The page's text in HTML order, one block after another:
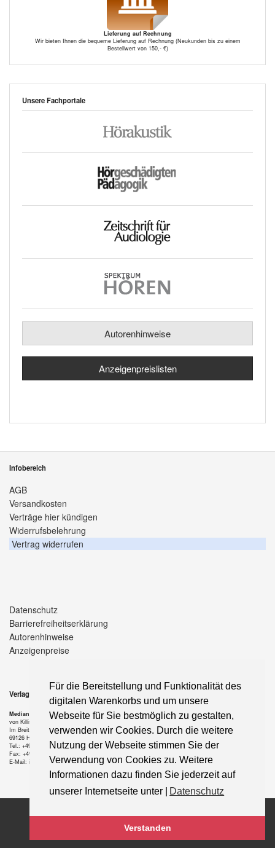
Für die Bereitstellung und Funktionalität des
digitalen Warenkorbs und um unsere
Webseite für Sie bestmöglich zu gestalten,
verwenden wir Cookies. Durch die weitere
Nutzung der Webseite stimmen Sie der
Verwendung von Cookies zu. Weitere
Informationen dazu finden Sie jederzeit auf
unserer Internetseite unter |
Datenschutz
Verstanden
Lieferung auf Rechnung
Wir bieten Ihnen die bequeme Lieferung auf Rechnung (Neukunden bis zu einem
Bestellwert von 150,- €)
Unsere Fachportale
Autorenhinweise
Anzeigenpreislisten
Infobereich
AGB
Versandkosten
Verträge hier kündigen
Widerrufsbelehrung
Vertrag widerrufen
Datenschutz
Barrierefreiheitserklärung
Autorenhinweise
Anzeigenpreise
Verlag
Median-Verlag
von Killisch-Horn GmbH
Im Breitspiel 11 a
69126 Heidelberg
Tel.: +49-6221-90 509-0
Fax: +49-6221-90 509-20
E-Mail: info@median-verlag.de